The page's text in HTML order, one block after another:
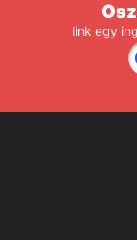
link egy